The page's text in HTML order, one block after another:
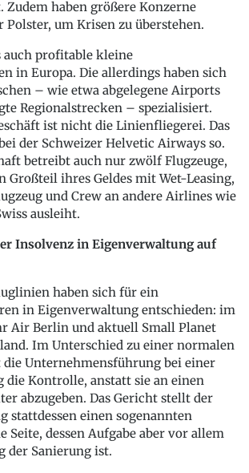
Zudem haben größere Konzerne
um Krisen zu überstehen.
profitable kleine
in Europa. Die allerdings haben sich
– wie etwa abgelegene Airports
Regionalstrecken – spezialisiert.
ist nicht die Linienfliegerei. Das
der Schweizer Helvetic Airways so.
betreibt auch nur zwölf Flugzeuge,
Großteil ihres Geldes mit Wet-Leasing,
und Crew an andere Airlines wie
ausleiht.
Insolvenz in Eigenverwaltung auf
haben sich für ein
in Eigenverwaltung entschieden: im
Air Berlin und aktuell Small Planet
Im Unterschied zu einer normalen
Unternehmensführung bei einer
die Kontrolle, anstatt sie an einen
abzugeben. Das Gericht stellt der
stattdessen einen sogenannten
Seite, dessen Aufgabe aber vor allem
der Sanierung ist.